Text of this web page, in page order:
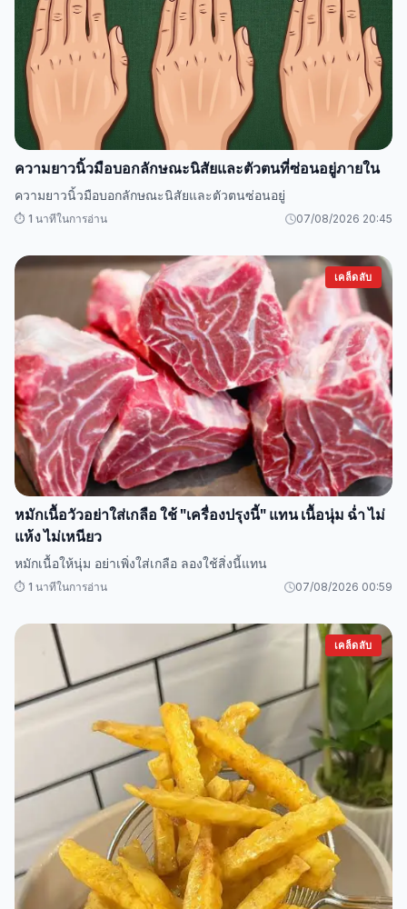
ความยาวนิ้วมือบอกลักษณะนิสัยและตัวตนที่ซ่อนอยู่ภายใน
ความยาวนิ้วมือบอกลักษณะนิสัยและตัวตนซ่อนอยู่
⏱️ 1 นาทีในการอ่าน 07/08/2026 20:45
เคล็ดลับ
หมักเนื้อวัวอย่าใส่เกลือ ใช้ "เครื่องปรุงนี้" แทน เนื้อนุ่ม ฉ่ำ ไม่
แห้ง ไม่เหนียว
หมักเนื้อให้นุ่ม อย่าเพิ่งใส่เกลือ ลองใช้สิ่งนี้แทน
⏱️ 1 นาทีในการอ่าน 07/08/2026 00:59
เคล็ดลับ